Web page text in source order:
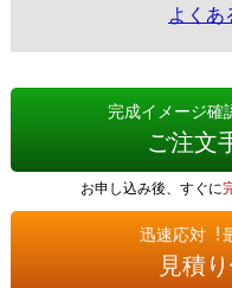
よくあ
完成イメージ確
ご注文
お申し込み後、すぐに
迅速応対︕
見積